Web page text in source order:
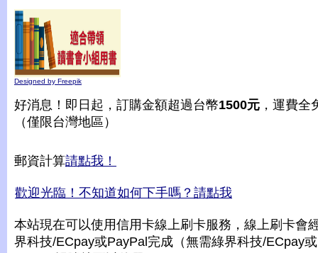
Designed by Freepik
好消息！即日起，訂購金額超過台幣1500元 ，運費全
（僅限台灣地區）
郵資計算請點我！
歡迎光臨！不知道如何下手嗎？請點我
本站現在可以使用信用卡線上刷卡服務，線上刷卡會
界科技/ECpay或PayPal完成（無需綠界科技/ECpay或